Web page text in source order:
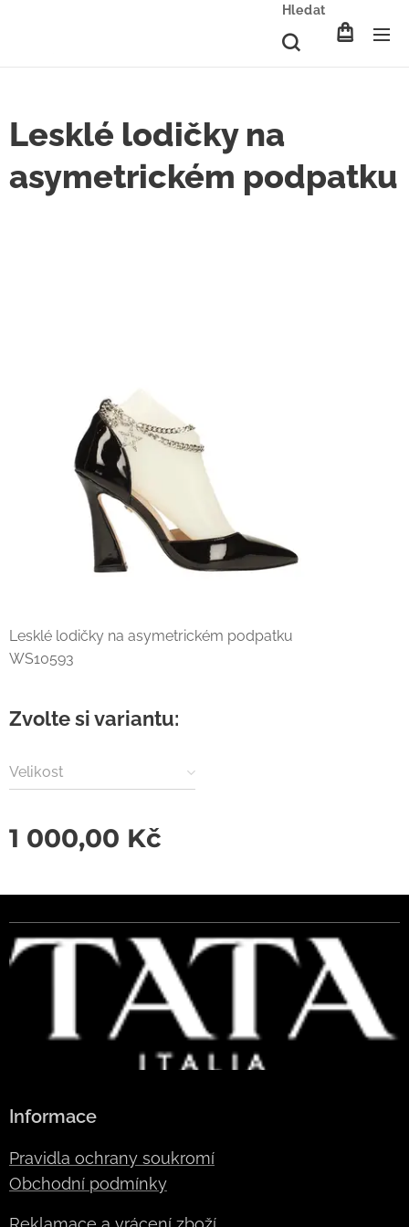
Hledat
Lesklé lodičky na
asymetrickém podpatku
Lesklé lodičky na asymetrickém podpatku
WS10593
Zvolte si variantu:
Velikost
1 000,00 Kč
Informace
Pravidla ochrany soukromí
Obchodní podmínky